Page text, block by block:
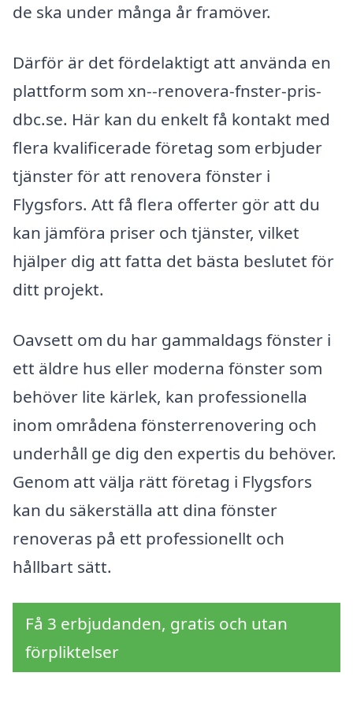
de ska under många år framöver.
Därför är det fördelaktigt att använda en
plattform som xn--renovera-fnster-pris-
dbc.se. Här kan du enkelt få kontakt med
flera kvalificerade företag som erbjuder
tjänster för att renovera fönster i
Flygsfors. Att få flera offerter gör att du
kan jämföra priser och tjänster, vilket
hjälper dig att fatta det bästa beslutet för
ditt projekt.
Oavsett om du har gammaldags fönster i
ett äldre hus eller moderna fönster som
behöver lite kärlek, kan professionella
inom områdena fönsterrenovering och
underhåll ge dig den expertis du behöver.
Genom att välja rätt företag i Flygsfors
kan du säkerställa att dina fönster
renoveras på ett professionellt och
hållbart sätt.
Få 3 erbjudanden, gratis och utan
förpliktelser